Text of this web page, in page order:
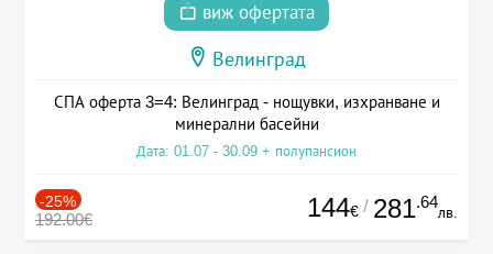
виж офертата
Велинград
СПА оферта 3=4: Велинград - нощувки, изхранване и
минерални басейни
Дата: 01.07 - 30.09 + полупансион
-25%
192.00€ 144€ / 281.64
лв.